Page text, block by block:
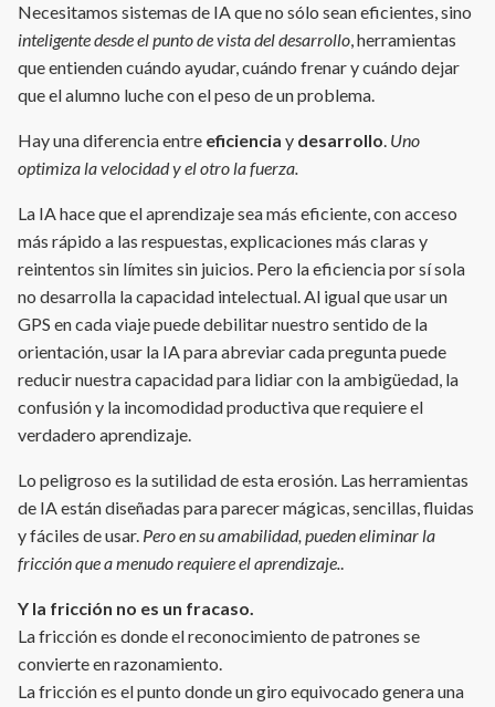
Necesitamos sistemas de IA que no sólo sean eficientes, sino
inteligente desde el punto de vista del desarrollo, herramientas
que entienden cuándo ayudar, cuándo frenar y cuándo dejar
que el alumno luche con el peso de un problema.
Hay una diferencia entre eficiencia y desarrollo. Uno
optimiza la velocidad y el otro la fuerza.
La IA hace que el aprendizaje sea más eficiente, con acceso
más rápido a las respuestas, explicaciones más claras y
reintentos sin límites sin juicios. Pero la eficiencia por sí sola
no desarrolla la capacidad intelectual. Al igual que usar un
GPS en cada viaje puede debilitar nuestro sentido de la
orientación, usar la IA para abreviar cada pregunta puede
reducir nuestra capacidad para lidiar con la ambigüedad, la
confusión y la incomodidad productiva que requiere el
verdadero aprendizaje.
Lo peligroso es la sutilidad de esta erosión. Las herramientas
de IA están diseñadas para parecer mágicas, sencillas, fluidas
y fáciles de usar. Pero en su amabilidad, pueden eliminar la
fricción que a menudo requiere el aprendizaje..
Y la fricción no es un fracaso.
La fricción es donde el reconocimiento de patrones se
convierte en razonamiento.
La fricción es el punto donde un giro equivocado genera una